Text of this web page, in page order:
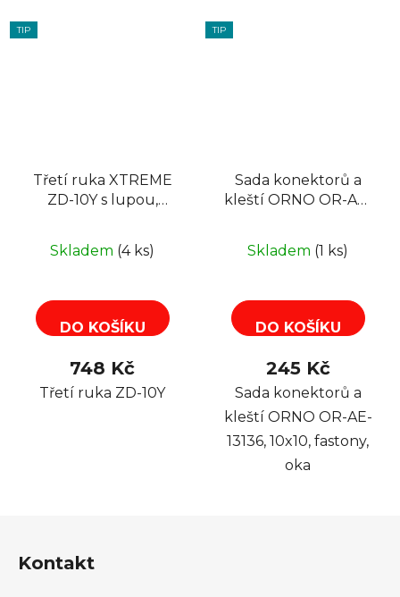
TIP
Třetí ruka XTREME
ZD-10Y s lupou,
mikropájku
Skladem (4 ks)
DO KOŠÍKU
748 Kč
Třetí ruka ZD-10Y
TIP
Sada konektorů a
kleští ORNO OR-AE-
Skladem (1 ks)
DO KOŠÍKU
245 Kč
Sada konektorů a
kleští ORNO OR-AE-
13136, 10x10, fastony,
oka
Kontakt